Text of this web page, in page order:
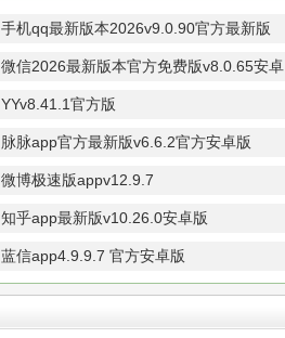
手机qq最新版本2026v9.0.90官方最新版
微信2026最新版本官方免费版v8.0.65安卓
版YYv8.41.1官方版
脉脉app官方最新版v6.6.2官方安卓版
微博极速版appv12.9.7
知乎app最新版v10.26.0安卓版
蓝信app4.9.9.7 官方安卓版